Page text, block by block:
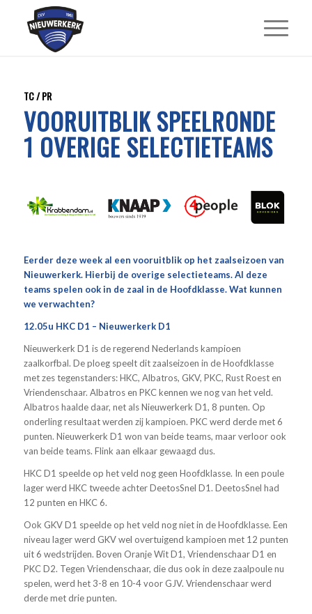
TC / PR
VOORUITBLIK SPEELRONDE
1 OVERIGE SELECTIETEAMS
Eerder deze week al een vooruitblik op het zaalseizoen van
Nieuwerkerk. Hierbij de overige selectieteams. Al deze
teams spelen ook in de zaal in de Hoofdklasse. Wat kunnen
we verwachten?
12.05u HKC D1 – Nieuwerkerk D1
Nieuwerkerk D1 is de regerend Nederlands kampioen
zaalkorfbal. De ploeg speelt dit zaalseizoen in de Hoofdklasse
met zes tegenstanders: HKC, Albatros, GKV, PKC, Rust Roest en
Vriendenschaar. Albatros en PKC kennen we nog van het veld.
Albatros haalde daar, net als Nieuwerkerk D1, 8 punten. Op
onderling resultaat werden zij kampioen. PKC werd derde met 6
punten. Nieuwerkerk D1 won van beide teams, maar verloor ook
van beide teams. Flink aan elkaar gewaagd dus.
HKC D1 speelde op het veld nog geen Hoofdklasse. In een poule
lager werd HKC tweede achter DeetosSnel D1. DeetosSnel had
12 punten en HKC 6.
Ook GKV D1 speelde op het veld nog niet in de Hoofdklasse. Een
niveau lager werd GKV wel overtuigend kampioen met 12 punten
uit 6 wedstrijden. Boven Oranje Wit D1, Vriendenschaar D1 en
PKC D2. Tegen Vriendenschaar, die dus ook in deze zaalpoule nu
spelen, werd het 3-8 en 10-4 voor GJV. Vriendenschaar werd
derde met drie punten.